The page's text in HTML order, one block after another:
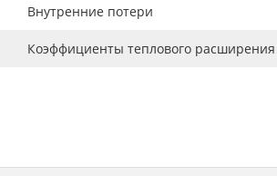
Внутренние потери
Коэффициенты теплового расширения